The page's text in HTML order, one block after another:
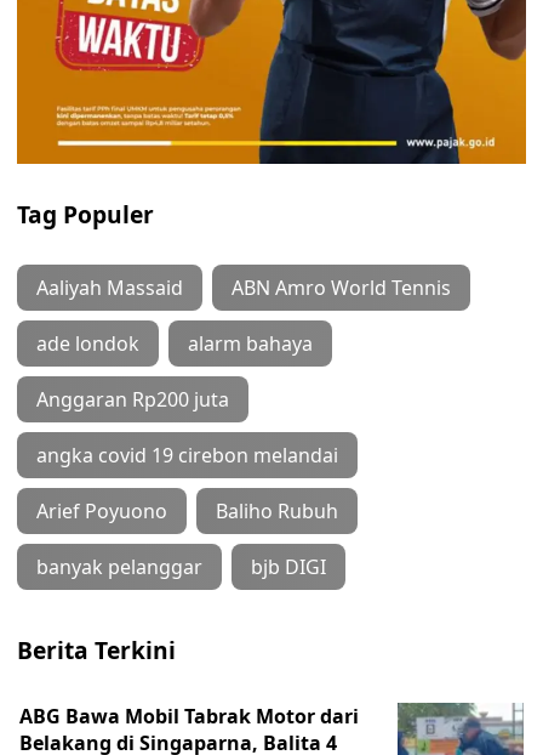
Tag Populer
Aaliyah Massaid ABN Amro World Tennis
ade londok alarm bahaya
Anggaran Rp200 juta
angka covid 19 cirebon melandai
Arief Poyuono Baliho Rubuh
banyak pelanggar bjb DIGI
Berita Terkini
ABG Bawa Mobil Tabrak Motor dari
Belakang di Singaparna, Balita 4